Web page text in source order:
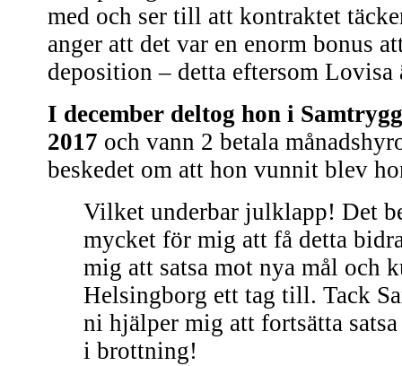
med och ser till att kontraktet
anger att det var en enorm bonus
deposition – detta eftersom
I december deltog hon i
2017 och vann 2 betala
beskedet om att hon vunnit blev
Vilket underbar julklapp! Det
mycket för mig att få detta
mig att satsa mot nya mål och
Helsingborg ett tag till. Tack
ni hjälper mig att fortsätta
i brottning!